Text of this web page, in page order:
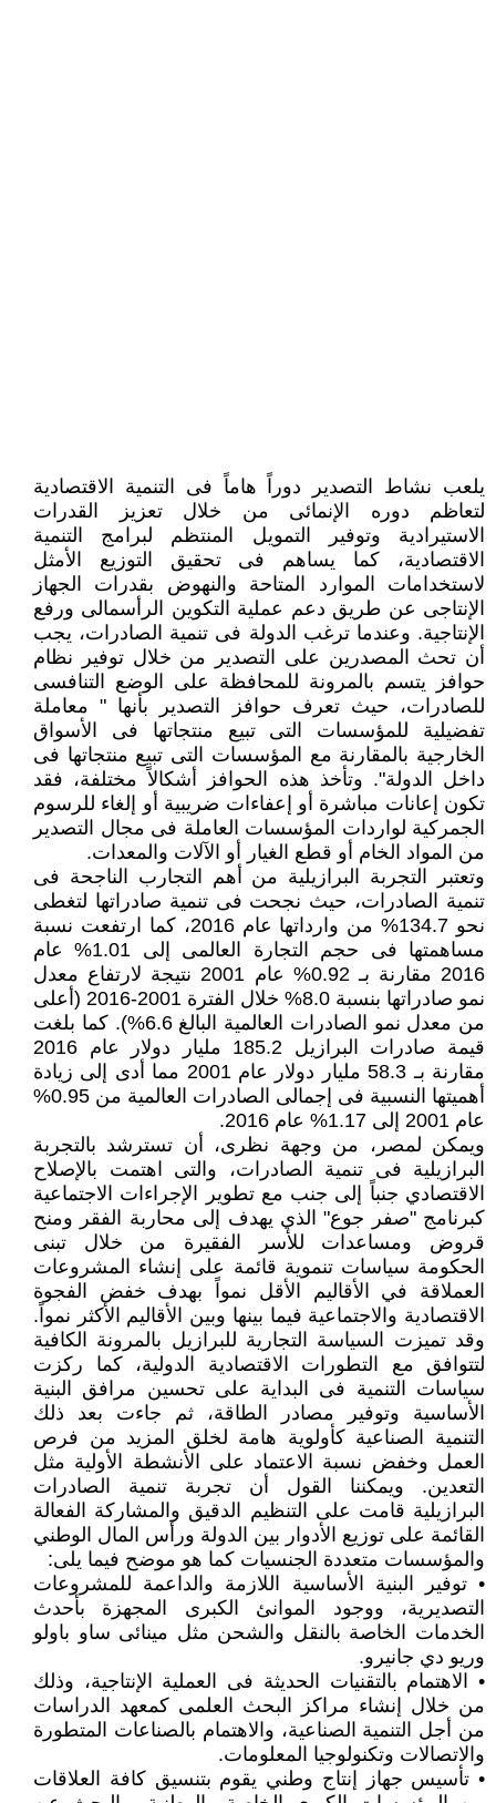
يلعب نشاط التصدير دوراً هاماً فى التنمية الاقتصادية
لتعاظم دوره الإنمائى من خلال تعزيز القدرات
الاستيرادية وتوفير التمويل المنتظم لبرامج التنمية
الاقتصادية، كما يساهم فى تحقيق التوزيع الأمثل
لاستخدامات الموارد المتاحة والنهوض بقدرات الجهاز
الإنتاجى عن طريق دعم عملية التكوين الرأسمالى ورفع
الإنتاجية. وعندما ترغب الدولة فى تنمية الصادرات، يجب
أن تحث المصدرين على التصدير من خلال توفير نظام
حوافز يتسم بالمرونة للمحافظة على الوضع التنافسى
للصادرات، حيث تعرف حوافز التصدير بأنها " معاملة
تفضيلية للمؤسسات التى تبيع منتجاتها فى الأسواق
الخارجية بالمقارنة مع المؤسسات التى تبيع منتجاتها فى
داخل الدولة". وتأخذ هذه الحوافز أشكالاً مختلفة، فقد
تكون إعانات مباشرة أو إعفاءات ضريبية أو إلغاء للرسوم
الجمركية لواردات المؤسسات العاملة فى مجال التصدير
من المواد الخام أو قطع الغيار أو الآلات والمعدات.
وتعتبر التجربة البرازيلية من أهم التجارب الناجحة فى
تنمية الصادرات، حيث نجحت فى تنمية صادراتها لتغطى
نحو 134.7% من وارداتها عام 2016، كما ارتفعت نسبة
مساهمتها فى حجم التجارة العالمى إلى 1.01% عام
2016 مقارنة بـ 0.92% عام 2001 نتيجة لارتفاع معدل
نمو صادراتها بنسبة 8.0% خلال الفترة 2001-2016 (أعلى
من معدل نمو الصادرات العالمية البالغ 6.6%). كما بلغت
قيمة صادرات البرازيل 185.2 مليار دولار عام 2016
مقارنة بـ 58.3 مليار دولار عام 2001 مما أدى إلى زيادة
أهميتها النسبية فى إجمالى الصادرات العالمية من 0.95%
عام 2001 إلى 1.17% عام 2016.
ويمكن لمصر، من وجهة نظرى، أن تسترشد بالتجربة
البرازيلية فى تنمية الصادرات، والتى اهتمت بالإصلاح
الاقتصادي جنباً إلى جنب مع تطوير الإجراءات الاجتماعية
كبرنامج "صفر جوع" الذي يهدف إلى محاربة الفقر ومنح
قروض ومساعدات للأسر الفقيرة من خلال تبنى
الحكومة سياسات تنموية قائمة على إنشاء المشروعات
العملاقة في الأقاليم الأقل نمواً بهدف خفض الفجوة
الاقتصادية والاجتماعية فيما بينها وبين الأقاليم الأكثر نمواً.
وقد تميزت السياسة التجارية للبرازيل بالمرونة الكافية
لتتوافق مع التطورات الاقتصادية الدولية، كما ركزت
سياسات التنمية فى البداية على تحسين مرافق البنية
الأساسية وتوفير مصادر الطاقة، ثم جاءت بعد ذلك
التنمية الصناعية كأولوية هامة لخلق المزيد من فرص
العمل وخفض نسبة الاعتماد على الأنشطة الأولية مثل
التعدين. ويمكننا القول أن تجربة تنمية الصادرات
البرازيلية قامت على التنظيم الدقيق والمشاركة الفعالة
القائمة على توزيع الأدوار بين الدولة ورأس المال الوطني
والمؤسسات متعددة الجنسيات كما هو موضح فيما يلى:
• توفير البنية الأساسية اللازمة والداعمة للمشروعات
التصديرية، ووجود الموانئ الكبرى المجهزة بأحدث
الخدمات الخاصة بالنقل والشحن مثل مينائى ساو باولو
وريو دي جانيرو.
• الاهتمام بالتقنيات الحديثة فى العملية الإنتاجية، وذلك
من خلال إنشاء مراكز البحث العلمى كمعهد الدراسات
من أجل التنمية الصناعية، والاهتمام بالصناعات المتطورة
والاتصالات وتكنولوجيا المعلومات.
• تأسيس جهاز إنتاج وطني يقوم بتنسيق كافة العلاقات